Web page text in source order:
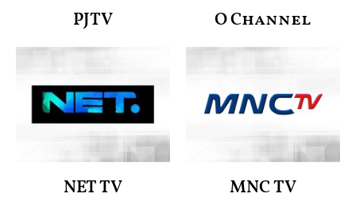
PJTV O Channel
NET TV MNC TV